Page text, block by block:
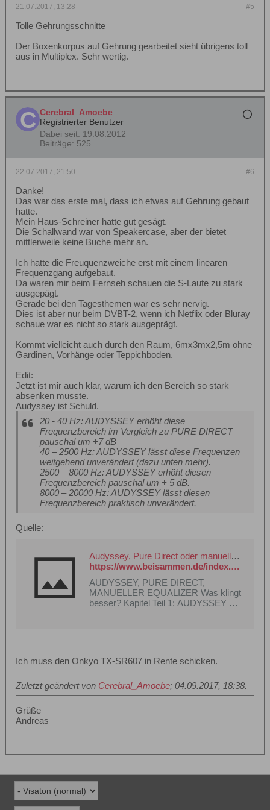
#5
21.07.2017, 13:28
Tolle Gehrungsschnitte
Der Boxenkorpus auf Gehrung gearbeitet sieht übrigens toll
aus in Multiplex. Sehr wertig.
Cerebral_Amoebe
Registrierter Benutzer
Dabei seit: 19.08.2012
Beiträge: 525
#6
22.07.2017, 21:50
Danke!
Das war das erste mal, dass ich etwas auf Gehrung gebaut
hatte.
Mein Haus-Schreiner hatte gut gesägt.
Die Schallwand war von Speakercase, aber der bietet
mittlerweile keine Buche mehr an.
Ich hatte die Freuquenzweiche erst mit einem linearen
Frequenzgang aufgebaut.
Da waren mir beim Fernseh schauen die S-Laute zu stark
ausgepägt.
Gerade bei den Tagesthemen war es sehr nervig.
Dies ist aber nur beim DVBT-2, wenn ich Netflix oder Bluray
schaue war es nicht so stark ausgeprägt.
Kommt vielleicht auch durch den Raum, 6mx3mx2,5m ohne
Gardinen, Vorhänge oder Teppichboden.
Edit:
Jetzt ist mir auch klar, warum ich den Bereich so stark
absenken musste.
Audyssey ist Schuld.
20 - 40 Hz: AUDYSSEY erhöht diese
Frequenzbereich im Vergleich zu PURE DIRECT
pauschal um +7 dB
40 – 2500 Hz: AUDYSSEY lässt diese Frequenzen
weitgehend unverändert (dazu unten mehr).
2500 – 8000 Hz: AUDYSSEY erhöht diesen
Frequenzbereich pauschal um + 5 dB.
8000 – 20000 Hz: AUDYSSEY lässt diesen
Frequenzbereich praktisch unverändert.
Quelle:
Audyssey, Pure Direct oder manueller EQ - Was klingt besser? - Heimkino Forum Beisammen.de
https://www.beisammen.de/index.php?thread/103531-audyssey-pure-direct-oder-manueller-eq-was-klingt-besser/
AUDYSSEY, PURE DIRECT,
MANUELLER EQUALIZER Was klingt
besser? Kapitel Teil 1: AUDYSSEY vs.
AUDYSSEY wird von…
Ich muss den Onkyo TX-SR607 in Rente schicken.
Zuletzt geändert von Cerebral_Amoebe; 04.09.2017, 18:38.
Grüße
Andreas